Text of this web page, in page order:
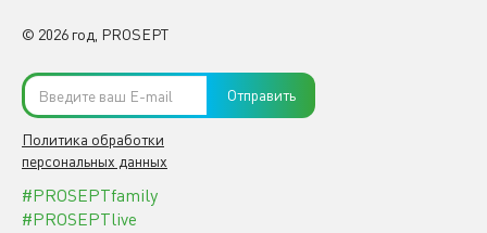
© 2026 год, PROSEPT
Отправить
Политика обработки
персональных данных
#PROSEPTfamily
#PROSEPTlive